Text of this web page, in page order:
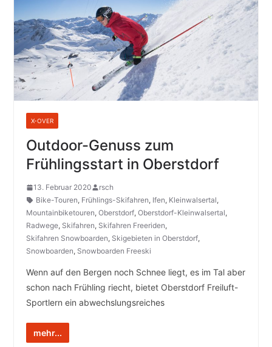
X-OVER
Outdoor-Genuss zum
Frühlingsstart in Oberstdorf
13. Februar 2020
rsch
Bike-Touren, Frühlings-Skifahren, Ifen, Kleinwalsertal,
Mountainbiketouren, Oberstdorf, Oberstdorf-Kleinwalsertal,
Radwege, Skifahren, Skifahren Freeriden,
Skifahren Snowboarden, Skigebieten in Oberstdorf,
Snowboarden, Snowboarden Freeski
Wenn auf den Bergen noch Schnee liegt, es im Tal aber
schon nach Frühling riecht, bietet Oberstdorf Freiluft-
Sportlern ein abwechslungsreiches
mehr...